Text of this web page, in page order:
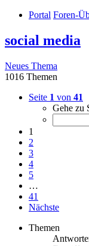
Portal Foren-
social media
Neues Thema
1016 Themen
Seite 1 von 41
Gehe zu
1
2
3
4
5
…
41
Nächste
Themen